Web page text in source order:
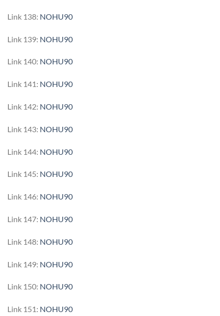
Link 138: NOHU90
Link 139: NOHU90
Link 140: NOHU90
Link 141: NOHU90
Link 142: NOHU90
Link 143: NOHU90
Link 144: NOHU90
Link 145: NOHU90
Link 146: NOHU90
Link 147: NOHU90
Link 148: NOHU90
Link 149: NOHU90
Link 150: NOHU90
Link 151: NOHU90